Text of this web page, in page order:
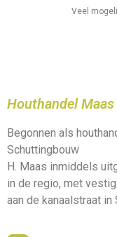
Veel
Houthandel Maas
Begonnen als
Schuttingbouw
H. Maas inmiddels
in de regio, met
aan de kanaalstraat in